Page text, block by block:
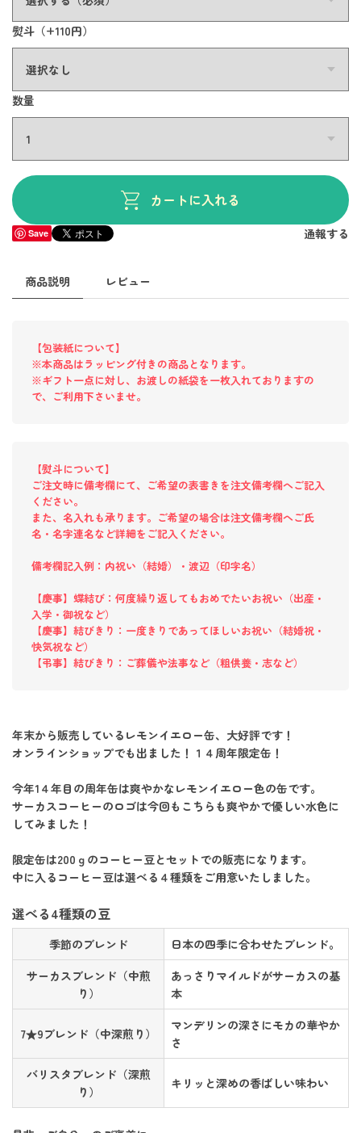
商品説明 レビュー
【包装紙について】
※本商品はラッピング付きの商品となります。
※ギフト一点に対し、お渡しの紙袋を一枚入れておりますの
で、ご利用下さいませ。
【熨斗について】
ご注文時に備考欄にて、ご希望の表書きを注文備考欄へご記入
ください。
また、名入れも承ります。ご希望の場合は注文備考欄へご氏
名・名字連名など詳細をご記入ください。
備考欄記入例：内祝い（結婚）・渡辺（印字名）
【慶事】蝶結び：何度繰り返してもおめでたいお祝い（出産・
入学・御祝など）
【慶事】結びきり：一度きりであってほしいお祝い（結婚祝・
快気祝など）
【弔事】結びきり：ご葬儀や法事など（粗供養・志など）
年末から販売しているレモンイエロー缶、大好評です！
オンラインショップでも出ました！１４周年限定缶！
今年1４年目の周年缶は爽やかなレモンイエロー色の缶です。
サーカスコーヒーのロゴは今回もこちらも爽やかで優しい水色に
してみました！
限定缶は200ｇのコーヒー豆とセットでの販売になります。
中に入るコーヒー豆は選べる４種類をご用意いたしました。
選べる4種類の豆
季節のブレンド
日本の四季に合わせたブレンド。
サーカスブレンド（中煎
り）
あっさりマイルドがサーカスの基
本
7★9ブレンド（中深煎り）
マンデリンの深さにモカの華やか
さ
バリスタブレンド（深煎
り）
キリッと深めの香ばしい味わい
熨斗（+110円）
数量
カートに入れる
Save 通報する